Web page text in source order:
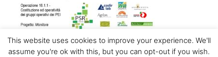
This website uses cookies to improve your experience. We'll
assume you're ok with this, but you can opt-out if you wish.